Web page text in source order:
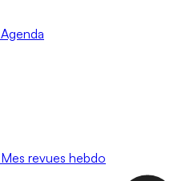
Agenda
Mes revues hebdo